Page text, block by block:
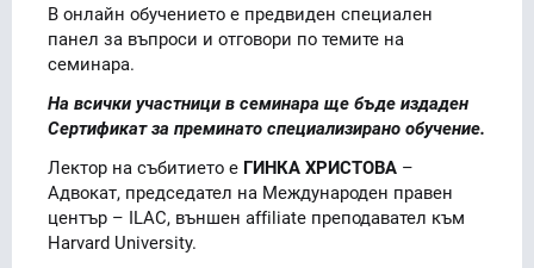
В онлайн обучението е предвиден специален
панел за въпроси и отговори по темите на
семинара.
На всички участници в семинара ще бъде издаден
Сертификат за преминато специализирано обучение.
Лектор на събитието е ГИНКА ХРИСТОВА –
Адвокат, председател на Международен правен
център – ILAC, външен affiliate преподавател към
Hаrvard University.